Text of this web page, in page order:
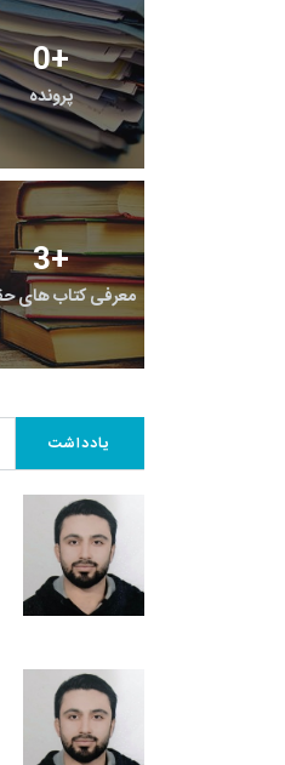
0+
پرونده
3+
معرفی کتاب های
یادداشت